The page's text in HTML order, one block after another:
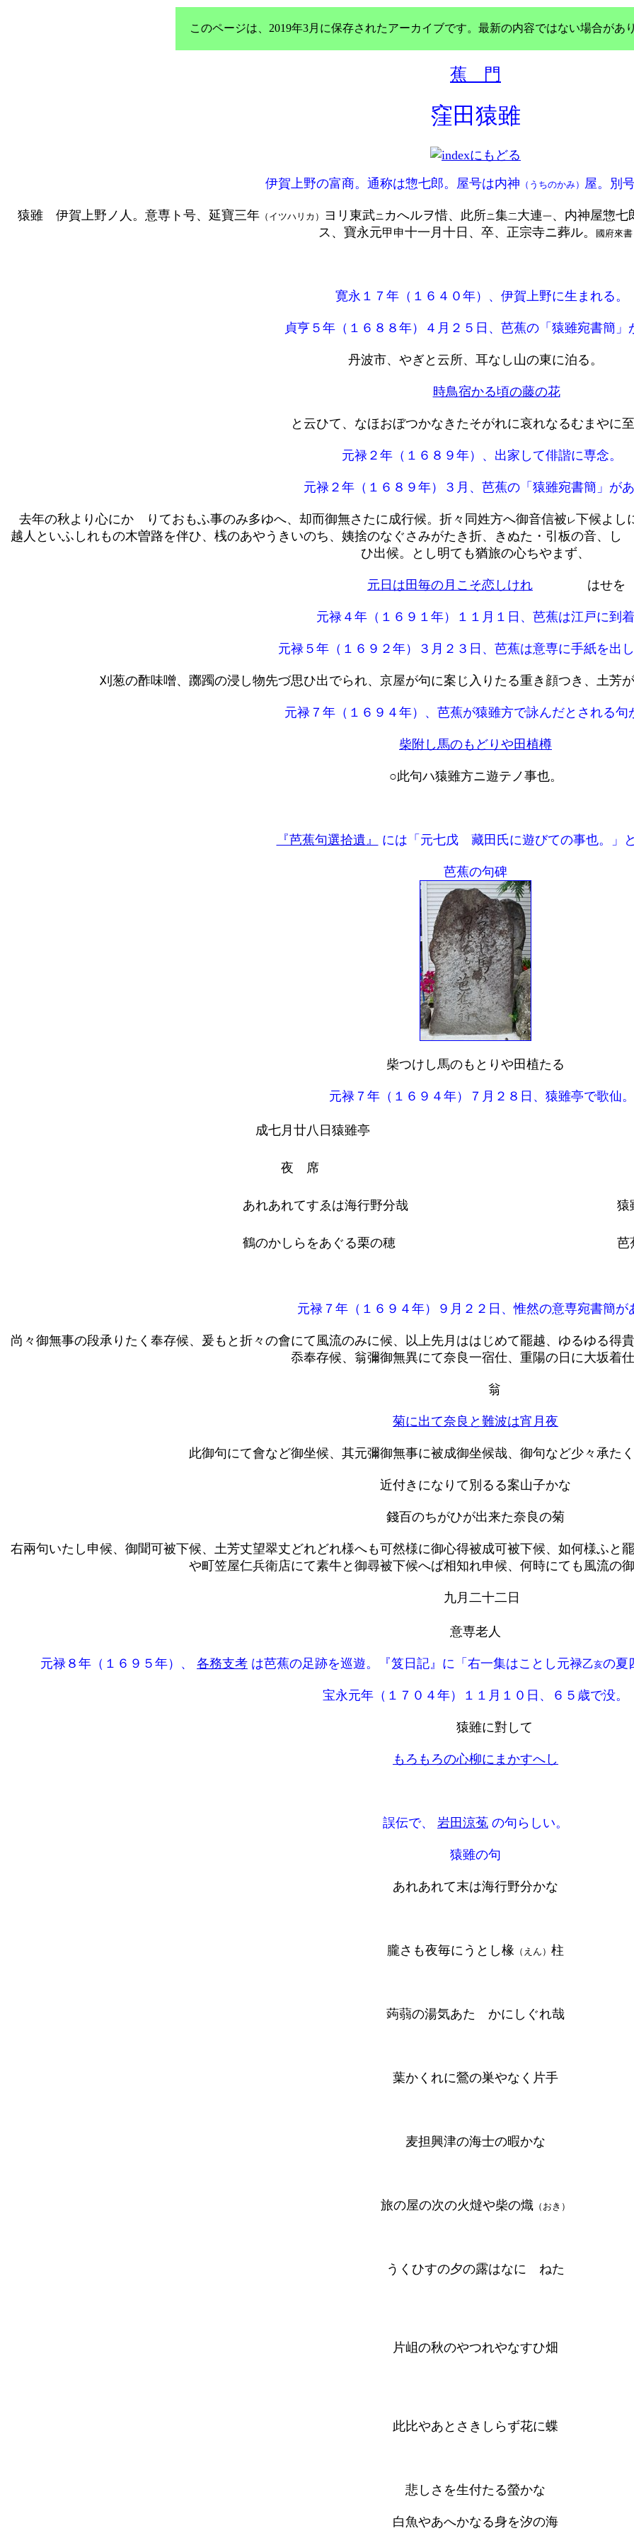
このページは、2019年3月に保存されたアーカイブです。最新の内容ではない場合があ
蕉 門
窪田猿雖
伊賀上野の富商。通称は惣七郎。屋号は内神 （うちのかみ） 屋。別
猿雖 伊賀上野ノ人。意専ト号、延寶三年（イツハリカ） ヨリ東武ニ カへルヲ惜、此所ニ集二大連一、内神屋惣七
ス、寶永元甲申十一月十日、卒、正宗寺ニ葬ル。 國府來書
寛永１７年（１６４０年）、伊賀上野に生まれる。
貞亨５年（１６８８年）４月２５日、芭蕉の「猿雖宛書簡」
丹波市、やぎと云所、耳なし山の東に泊る。
時鳥宿かる頃の藤の花
と云ひて、なほおぼつかなきたそがれに哀れなるむまやに至
元禄２年（１６８９年）、出家して俳諧に専念。
元禄２年（１６８９年）３月、芭蕉の「猿雖宛書簡」があ
去年の秋より心にかゝりておもふ事のみ多ゆへ、却而御無さたに成行候。折々同姓方へ御音信被 レ下候よし
越人といふしれもの木曽路を伴ひ、桟のあやうきいのち、姨捨のなぐさみがたき折、きぬた・引板の音、し
ひ出候。とし明ても猶旅の心ちやまず、
元日は田毎の月こそ恋しけれ はせを
元禄４年（１６９１年）１１月１日、芭蕉は江戸に到着
元禄５年（１６９２年）３月２３日、芭蕉は意専に手紙を出し
刈葱の酢味噌、躑躅の浸し物先づ思ひ出でられ、京屋が句に案じ入りたる重き顔つき、土芳
元禄７年（１６９４年）、芭蕉が猿雖方で詠んだとされる句
柴附し馬のもどりや田植樽
○此句ハ猿雖方ニ遊テノ事也。
『芭蕉句選拾遺』 には「元七戊 藏田氏に遊びての事也。」と
芭蕉の句碑
柴つけし馬のもとりや田植たる
元禄７年（１６９４年）７月２８日、猿雖亭で歌仙。
成七月廿八日猿雖亭
夜 席
あれあれてすゑは海行野分哉 猿
鶴のかしらをあぐる栗の穂 芭
元禄７年（１６９４年）９月２２日、惟然の意専宛書簡が
尚々御無事の段承りたく奉存候、爰もと折々の會にて風流のみに候、以上先月ははじめて罷越、ゆるゆる得
忝奉存候、翁彌御無異にて奈良一宿仕、重陽の日に大坂着仕
翁
菊に出て奈良と難波は宵月夜
此御句にて會など御坐候、其元彌御無事に被成御坐候哉、御句など少々承た
近付きになりて別るる案山子かな
錢百のちがひが出来た奈良の菊
右兩句いたし申候、御聞可被下候、土芳丈望翠丈どれどれ様へも可然様に御心得被成可被下候、如何様ふと
や町笠屋仁兵衛店にて素牛と御尋被下候へば相知れ申候、何時にても風流の
九月二十二日
意専老人
元禄８年（１６９５年）、 各務支考 は芭蕉の足跡を巡遊。『笈日記』に「右一集はことし元禄乙亥の夏
宝永元年（１７０４年）１１月１０日、６５歳で没。
猿雖に對して
もろもろの心柳にまかすへし
誤伝で、 岩田涼菟 の句らしい。
猿雖の句
あれあれて末は海行野分かな
朧さも夜毎にうとし椽 （えん） 柱
蒟蒻の湯気あたゝかにしぐれ哉
葉かくれに鶯の巣やなく片手
麦担興津の海士の暇かな
旅の屋の次の火燵や柴の熾 （おき）
うくひすの夕の露はなにゝねた
片岨の秋のやつれやなすひ畑
此比やあとさきしらず花に蝶
悲しさを生付たる螢かな
白魚やあへかなる身を汐の海